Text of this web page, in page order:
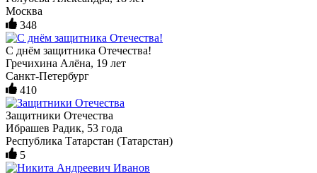
Москва
348
С днём защитника Отечества!
Гречихина Алёна, 19 лет
Санкт-Петербург
410
Защитники Отечества
Ибрашев Радик, 53 года
Республика Татарстан (Татарстан)
5